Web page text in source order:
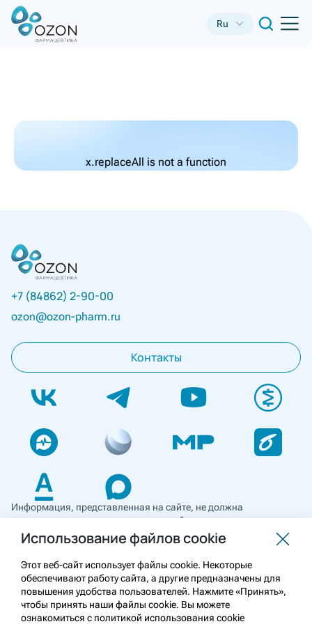
Ru
x.replaceAll is not a function
+7 (84862) 2-90-00
ozon@ozon-pharm.ru
Контакты
Информация, представленная на сайте, не должна
использоваться для самостоятельной диагностики и лечения
и не может служить заменой очной консультации врача. Перед
применением необходимо ознакомиться
с противопоказаниями препарата. Информация
о лекарственных средствах рецептурного отпуска
предназначена для медицинских и фармацевтических
работников.
Использование файлов cookie
Этот веб-сайт использует файлы cookie. Некоторые
обеспечивают работу сайта, а другие предназначены для
повышения удобства пользователей. Нажмите «Принять»,
чтобы принять наши файлы cookie. Вы можете
ознакомиться с политикой использования cookie